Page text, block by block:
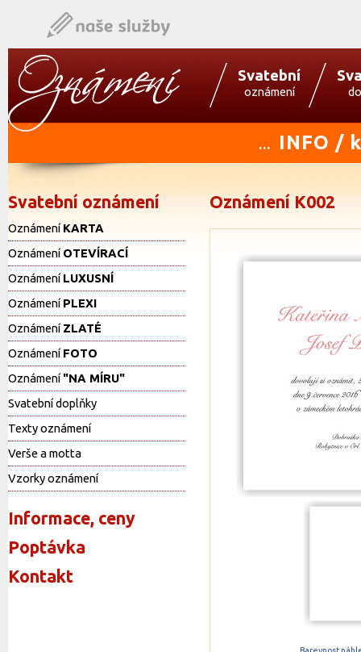
Svatební
oznámení
... INFO /
Svatební oznámení
Oznámení KARTA
Oznámení OTEVÍRACÍ
Oznámení LUXUSNÍ
Oznámení PLEXI
Oznámení ZLATÉ
Oznámení FOTO
Oznámení "NA MÍRU"
Svatební doplňky
Texty oznámení
Verše a motta
Vzorky oznámení
Informace, ceny
Poptávka
Kontakt
Oznámení K002